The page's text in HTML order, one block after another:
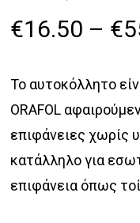
€16.50 – €
Το αυτοκόλλητο
ORAFOL
επιφάνειες χωρίς
κατάλληλο για
επιφάνεια όπως